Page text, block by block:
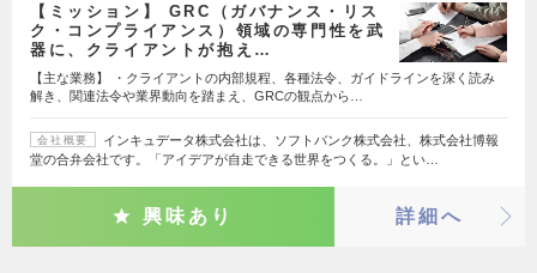
【ミッション】 GRC（ガバナンス・リス
ク・コンプライアンス）領域の専門性を武
器に、クライアントが抱え…
【主な業務】 ・クライアントの内部規程、各種法令、ガイドラインを深く読み
解き、関連法令や業界動向を踏まえ、GRCの観点から…
会社概要
インキュデータ株式会社は、ソフトバンク株式会社、株式会社博報
堂の合弁会社です。「アイデアが自走できる世界をつくる。」とい…
興味あり 詳細へ